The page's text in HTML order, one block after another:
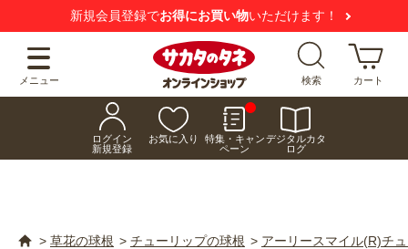
新規会員登録でお得にお買い物いただけます！
メニュー 検索 カート
ログイン
新規登録
お気に入り
特集・キャン
ペーン
デジタルカタ
ログ
> 草花の球根 > チューリップの球根 > アーリースマイル(R)チ